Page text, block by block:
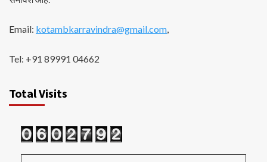
Email: kotambkarravindra@gmail.com,
Tel: +91 89991 04662
Total Visits